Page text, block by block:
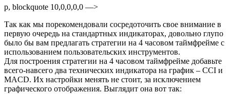
p, blockquote 10,0,0,0,0 —>
Так как мы порекомендовали сосредоточить свое внимание в
первую очередь на стандартных индикаторах, довольно глупо
было бы вам предлагать стратегии на 4 часовом таймфрейме с
использованием пользовательских инструментов.
Для построения стратегии на 4 часовом таймфрейме добавьте
всего-навсего два технических индикатора на график – CCI и
MACD. Их настройки менять не стоит, за исключением
графического отображения. Выглядит она вот так: